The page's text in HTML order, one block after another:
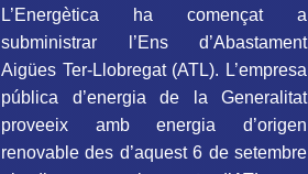
L’Energètica ha començat a
subministrar l’Ens d’Abastament
Aigües Ter-Llobregat (ATL). L’empresa
pública d’energia de la Generalitat
proveeix amb energia d’origen
renovable des d’aquest 6 de setembre